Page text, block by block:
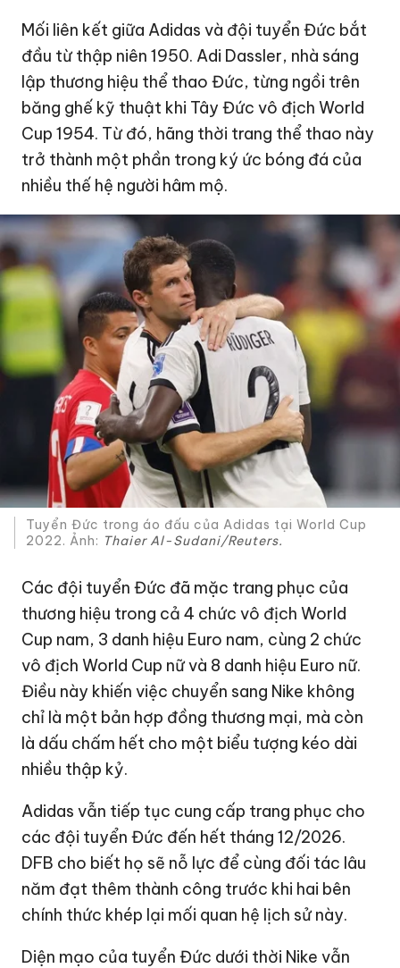
Mối liên kết giữa Adidas và đội tuyển Đức bắt
đầu từ thập niên 1950. Adi Dassler, nhà sáng
lập thương hiệu thể thao Đức, từng ngồi trên
băng ghế kỹ thuật khi Tây Đức vô địch World
Cup 1954. Từ đó, hãng thời trang thể thao này
trở thành một phần trong ký ức bóng đá của
nhiều thế hệ người hâm mộ.
Tuyển Đức trong áo đấu của Adidas tại World Cup
2022. Ảnh: Thaier Al-Sudani/Reuters.
Các đội tuyển Đức đã mặc trang phục của
thương hiệu trong cả 4 chức vô địch World
Cup nam, 3 danh hiệu Euro nam, cùng 2 chức
vô địch World Cup nữ và 8 danh hiệu Euro nữ.
Điều này khiến việc chuyển sang Nike không
chỉ là một bản hợp đồng thương mại, mà còn
là dấu chấm hết cho một biểu tượng kéo dài
nhiều thập kỷ.
Adidas vẫn tiếp tục cung cấp trang phục cho
các đội tuyển Đức đến hết tháng 12/2026.
DFB cho biết họ sẽ nỗ lực để cùng đối tác lâu
năm đạt thêm thành công trước khi hai bên
chính thức khép lại mối quan hệ lịch sử này.
Diện mạo của tuyển Đức dưới thời Nike vẫn